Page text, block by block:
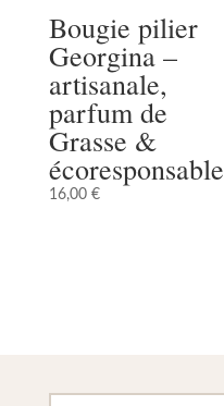
Bougie pilier
Georgina –
artisanale,
parfum de
Grasse &
écoresponsable
16,00 €